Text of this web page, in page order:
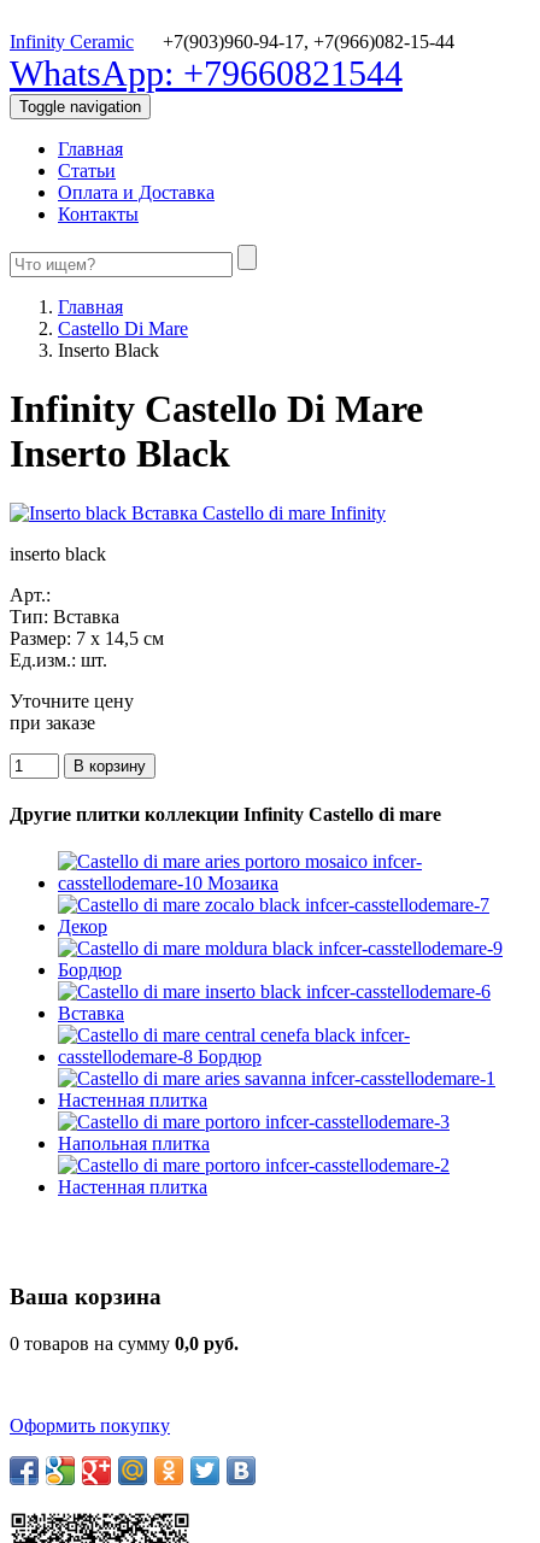
Infinity Ceramic +7(903)960-94-17, +7(966)082-15-44
WhatsApp: +79660821544
Toggle navigation
Главная
Статьи
Оплата и Доставка
Контакты
Главная
Castello Di Mare
Inserto Black
Infinity Castello Di Mare
Inserto Black
inserto black
Арт.:
Тип: Вставка
Размер: 7 x 14,5 см
Ед.изм.: шт.
Уточните цену
при заказе
Другие плитки коллекции Infinity Castello di mare
Ваша корзина
0 товаров на сумму 0,0 руб.
Оформить покупку